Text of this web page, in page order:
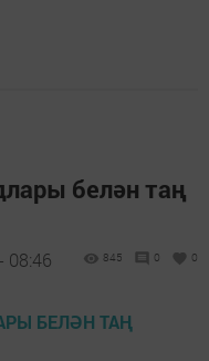
белән таң
08:46 845 0 0